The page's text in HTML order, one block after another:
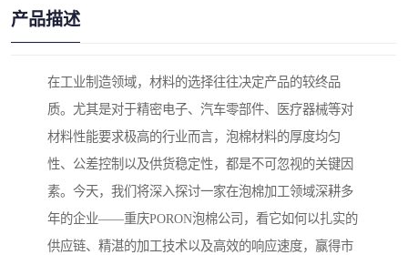
产品描述
在工业制造领域，材料的选择往往决定产品的较终品
质。尤其是对于精密电子、汽车零部件、医疗器械等对
材料性能要求极高的行业而言，泡棉材料的厚度均匀
性、公差控制以及供货稳定性，都是不可忽视的关键因
素。今天，我们将深入探讨一家在泡棉加工领域深耕多
年的企业——重庆PORON泡棉公司，看它如何以扎实的
供应链、精湛的加工技术以及高效的响应速度，赢得市